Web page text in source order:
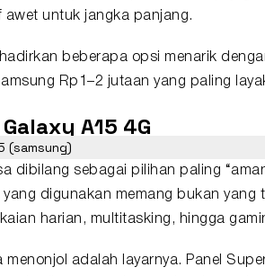
awet untuk jangka panjang.
beberapa opsi menarik
Rp1–2 jutaan yang paling
A15 4G
(samsung)
dibilang sebagai pilihan paling
yang digunakan memang bukan
harian, multitasking, hingga
menonjol adalah layarnya. Panel